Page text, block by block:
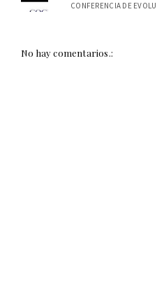
CONFERENCIA DE
No hay comentarios.: